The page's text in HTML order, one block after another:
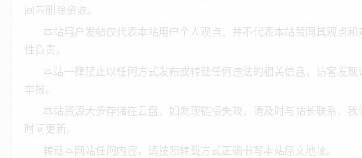
间内删除资源。
本站用户发帖仅代表本站用户个人观点，并不代表本站赞同其观点和
性负责。
本站一律禁止以任何方式发布或转载任何违法的相关信息，访客发现
举报。
本站资源大多存储在云盘，如发现链接失效，请及时与站长联系，我
时间更新。
转载本网站任何内容，请按照转载方式正确书写本站原文地址。